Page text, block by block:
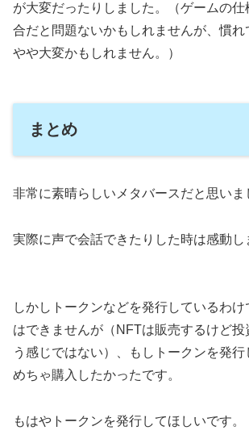
が大変だったりしました。（ゲームの
合だと問題ないかもしれませんが、慣
やや大変かもしれません。）
まとめ
非常に素晴らしいメタバースだと思いま
実際に声で会話できたりした時は感動し
しかしトークンなどを発行しているわ
はできませんが（NFTは販売するけど投
う感じではない）、もしトークンを発
めちゃ購入したかったです。
もはやトークンを発行してほしいです。